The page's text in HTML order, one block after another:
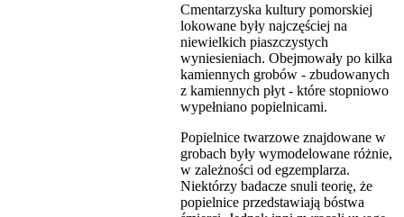
Cmentarzyska kultury pomorskiej
lokowane były najczęściej na
niewielkich piaszczystych
wyniesieniach. Obejmowały po kilka
kamiennych grobów - zbudowanych
z kamiennych płyt - które stopniowo
wypełniano popielnicami.
Popielnice twarzowe znajdowane w
grobach były wymodelowane różnie,
w zależności od egzemplarza.
Niektórzy badacze snuli teorię, że
popielnice przedstawiają bóstwa